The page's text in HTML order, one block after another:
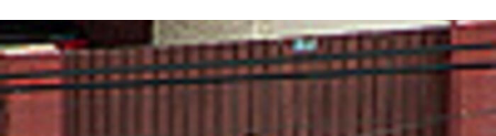
America. Para ver las otras auspiciadoras y las
programaciones, verwww.skirball.org. Este
posteo proviene de Pacific Standard Time: LA:LA
Participant Exhibition Descriptions.
exterior y de fundaciones y gobiernos
extranjeros.